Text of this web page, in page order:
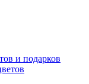
и подарков